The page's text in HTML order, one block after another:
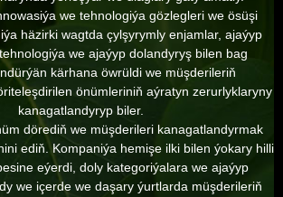
we tehnologiýa gözlegleri we ösüşi
häzirki wagtda çylşyrymly enjamlar, ajaýyp
we ajaýyp dolandyryş bilen bag
kärhana öwrüldi we müşderileriň
önümleriniň aýratyn zerurlyklaryny
kanagatlandyryp biler.
dörediň we müşderileri kanagatlandyrmak
ediň. Kompaniýa hemişe ilki bilen ýokary hilli
eýerdi, doly kategoriýalara we ajaýyp
we içerde we daşary ýurtlarda müşderileriň